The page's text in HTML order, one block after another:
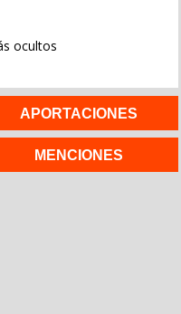
ocultos
APORTACIONES
MENCIONES